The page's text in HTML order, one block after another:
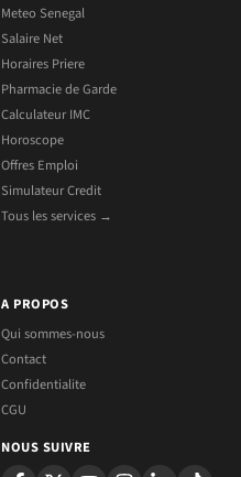
Meteo Senegal
Salaire Net
Horaires Priere
Pharmacie de Garde
Calculateur IMC
Horoscope
Offres Emploi
Simulateur Credit
Tous les services →
A PROPOS
Qui sommes-nous
Contact
Confidentialite
CGU
NOUS SUIVRE